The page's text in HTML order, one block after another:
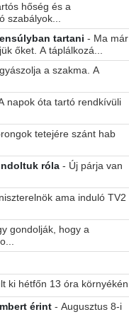
hőség és a
tartani - Ma már
őket. A táplálkozá...
a szakma. A
napok óta tartó rendkívüli
tetejére szánt hab
gondoltuk róla - Új párja van
ama induló TV2
gondolják, hogy a
ki hétfőn 13 óra környékén.
érint - Augusztus 8-i